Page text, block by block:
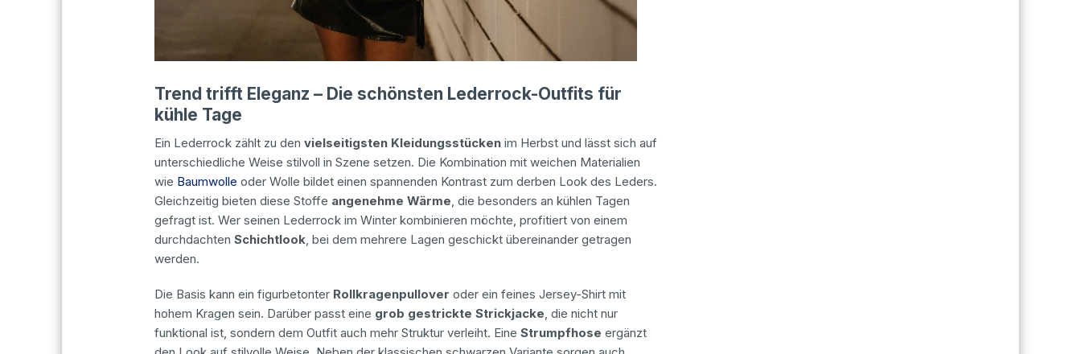
Trend trifft Eleganz – Die schönsten Lederrock-Outfits für
kühle Tage
Ein Lederrock zählt zu den vielseitigsten Kleidungsstücken im Herbst und lässt sich auf
unterschiedliche Weise stilvoll in Szene setzen. Die Kombination mit weichen Materialien
wie Baumwolle oder Wolle bildet einen spannenden Kontrast zum derben Look des Leders.
Gleichzeitig bieten diese Stoffe angenehme Wärme, die besonders an kühlen Tagen
gefragt ist. Wer seinen Lederrock im Winter kombinieren möchte, profitiert von einem
durchdachtenSchichtlook, bei dem mehrere Lagen geschickt übereinander getragen
werden.
Die Basis kann ein figurbetonter Rollkragenpullover oder ein feines Jersey-Shirt mit
hohem Kragen sein. Darüber passt eine grob gestrickte Strickjacke, die nicht nur
funktional ist, sondern dem Outfit auch mehr Struktur verleiht. Eine Strumpfhose ergänzt